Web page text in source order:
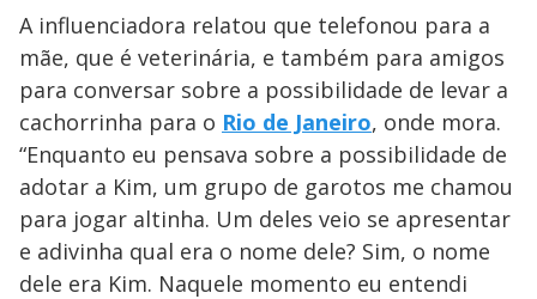
A influenciadora relatou que telefonou para a
mãe, que é veterinária, e também para amigos
para conversar sobre a possibilidade de levar a
cachorrinha para o Rio de Janeiro, onde mora.
“Enquanto eu pensava sobre a possibilidade de
adotar a Kim, um grupo de garotos me chamou
para jogar altinha. Um deles veio se apresentar
e adivinha qual era o nome dele? Sim, o nome
dele era Kim. Naquele momento eu entendi